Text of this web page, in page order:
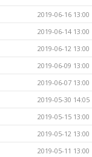
2019-06-16 13:00
2019-06-14 13:00
2019-06-12 13:00
2019-06-09 13:00
2019-06-07 13:00
2019-05-30 14:05
2019-05-15 13:00
2019-05-12 13:00
2019-05-11 13:00